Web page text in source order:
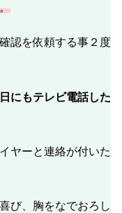
認を依頼する事２度
にもテレビ電話した
ヤーと連絡が付いた
び、胸をなでおろし